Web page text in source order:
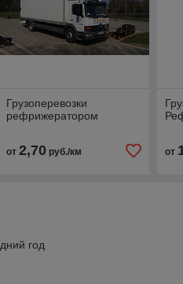
Грузоперевозки
рефрижератором
от 2,70руб./км от
год